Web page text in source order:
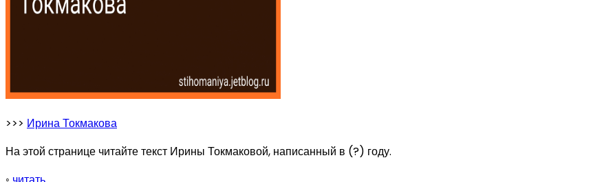
>>> Ирина Токмакова
На этой странице читайте текст Ирины Токмаковой, написанный в (?) году.